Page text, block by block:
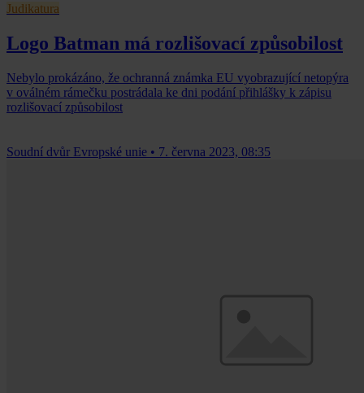
Judikatura
Logo Batman má rozlišovací způsobilost
Nebylo prokázáno, že ochranná známka EU vyobrazující netopýra
v oválném rámečku postrádala ke dni podání přihlášky k zápisu
rozlišovací způsobilost
Soudní dvůr Evropské unie • 7. června 2023, 08:35